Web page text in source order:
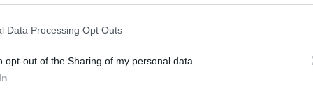
Data Processing Opt Outs
opt-out of the Sharing of my personal data.
tik draugiški santykiai.
B, jos vyras ir auklė niekuomet